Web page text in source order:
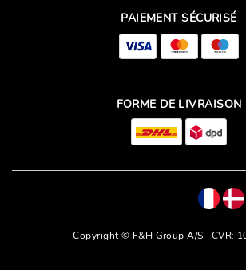
PAIEMENT SÉCURISÉ
FORME DE LIVRAISON
Copyright © F&H Group A/S · CVR: